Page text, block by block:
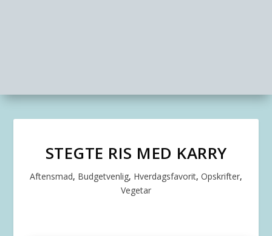
STEGTE RIS MED KARRY
Aftensmad, Budgetvenlig, Hverdagsfavorit, Opskrifter,
Vegetar